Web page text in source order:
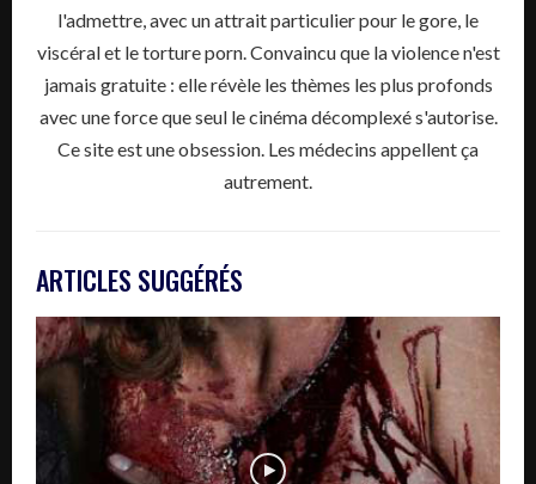
l'admettre, avec un attrait particulier pour le gore, le
viscéral et le torture porn. Convaincu que la violence n'est
jamais gratuite : elle révèle les thèmes les plus profonds
avec une force que seul le cinéma décomplexé s'autorise.
Ce site est une obsession. Les médecins appellent ça
autrement.
ARTICLES SUGGÉRÉS